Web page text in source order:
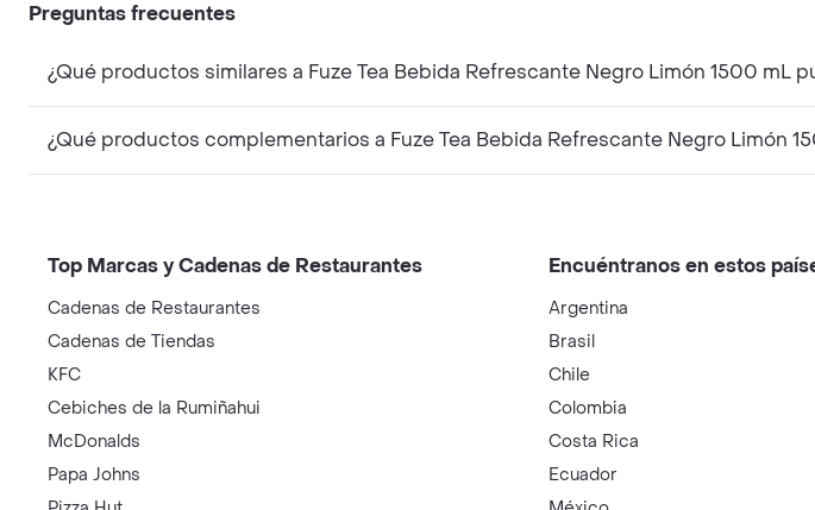
Preguntas frecuentes
¿Qué productos similares a Fuze Tea Bebida Refrescante Negro Limón 1500 mL
¿Qué productos complementarios a Fuze Tea Bebida Refrescante Negro Limón
Top Marcas y Cadenas de Restaurantes
Cadenas de Restaurantes
Cadenas de Tiendas
KFC
Cebiches de la Rumiñahui
McDonalds
Papa Johns
Encuéntranos en estos
Argentina
Brasil
Chile
Colombia
Costa Rica
Ecuador